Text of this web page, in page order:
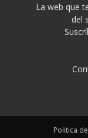
La web que
del
Politica